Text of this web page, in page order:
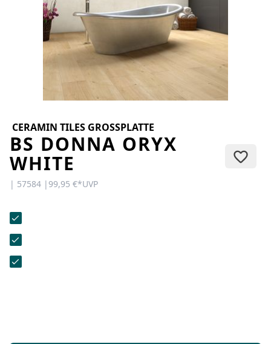
KONTAKT
Sie haben Fragen oder wünschen
eine persönliche Beratung?
Unser Team ist für Sie da –
schnell, freundlich und
kompetent. Schreiben Sie uns,
unser Kontaktformular.
CERAMIN TILES GROSSPLATTE
BS DONNA ORYX
WHITE
| 57584 |99,95 €*UVP